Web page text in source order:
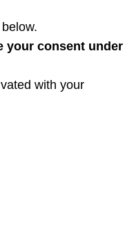
your consent under
with your